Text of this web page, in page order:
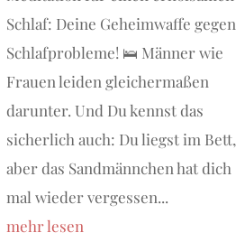
Schlaf: Deine Geheimwaffe gegen
Schlafprobleme! 🛌 Männer wie
Frauen leiden gleichermaßen
darunter. Und Du kennst das
sicherlich auch: Du liegst im Bett,
aber das Sandmännchen hat dich
mal wieder vergessen...
mehr lesen